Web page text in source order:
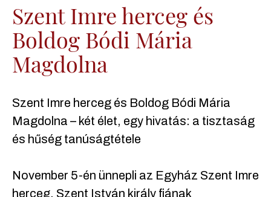
Szent Imre herceg és
Boldog Bódi Mária
Magdolna
Szent Imre herceg és Boldog Bódi Mária
Magdolna – két élet, egy hivatás: a tisztaság
és hűség tanúságtétele
November 5-én ünnepli az Egyház Szent Imre
herceg, Szent István király fiának